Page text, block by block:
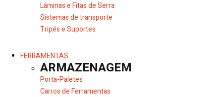
Lâminas e Fitas de Serra
Sistemas de transporte
Tripés e Suportes
FERRAMENTAS
ARMAZENAGEM
Porta-Paletes
Carros de Ferramentas